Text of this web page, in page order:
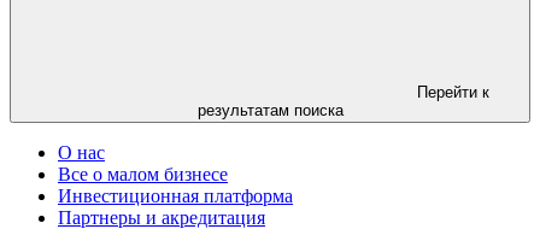
Перейти к
результатам поиска
О нас
Все о малом бизнесе
Инвестиционная платформа
Партнеры и акредитация